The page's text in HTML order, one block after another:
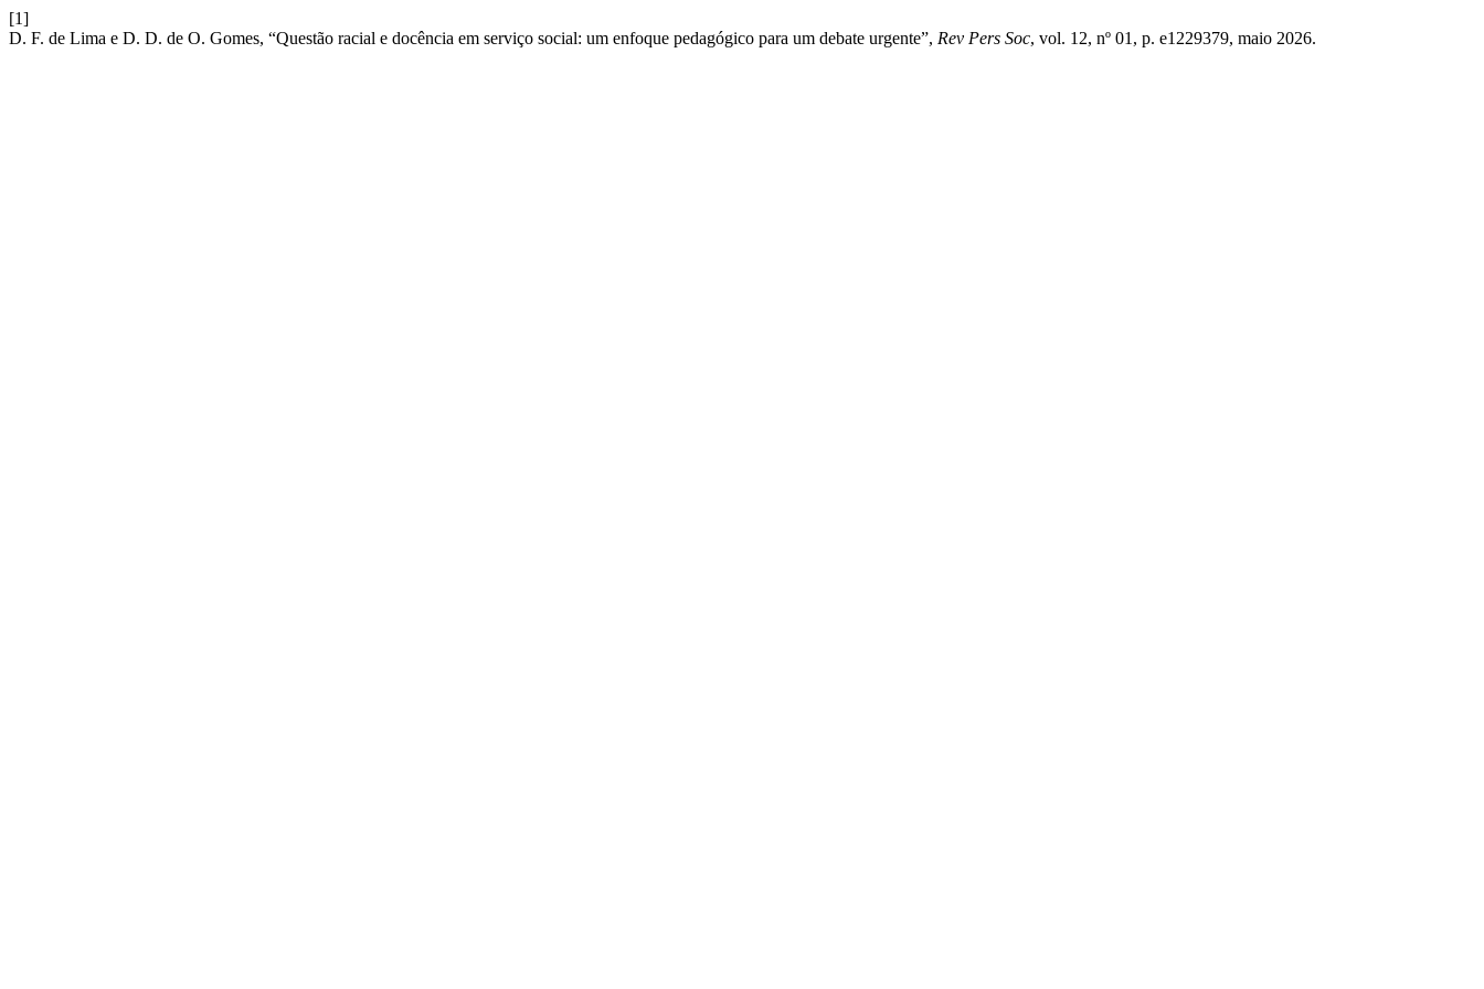
[1]
D. F. de Lima e D. D. de O. Gomes, “Questão racial e docência em serviço social: um enfoque pedagógico para um debate urgente”, Rev Pers Soc, vol. 12, nº 01, p. e1229379, maio 2026.